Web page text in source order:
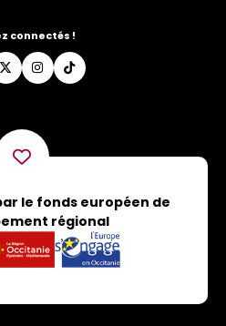
connectés !
le fonds européen de
régional